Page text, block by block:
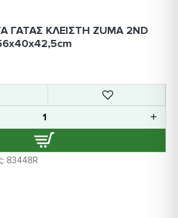
83448R
ΓΑΤΑΣ ΚΛΕΙΣΤΗ ZUMA 2ND